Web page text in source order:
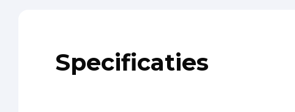
Specificaties